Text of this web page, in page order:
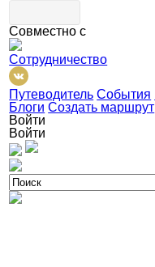
Совместно с
Сотрудничество
Путеводитель События
Блоги Создать маршрут
Войти
Войти